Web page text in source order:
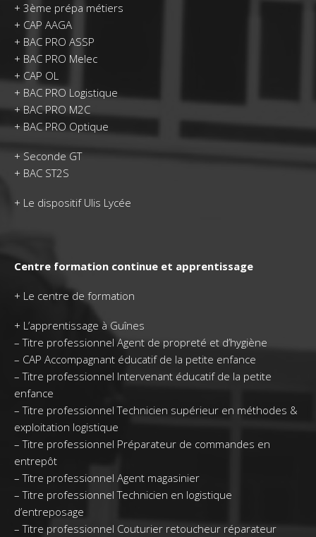
+ 3ème prépa métiers
+ CAP AAGA
+ BAC PRO ASSP
+ BAC PRO Melec
+ CAP OL
+ BAC PRO Logistique
+BAC PRO M2C
+ BAC PRO Optique
+ Seconde GT
+ BAC ST2S
+ Le dispositif Ulis Lycée
Centre formation continue et apprentissage
+ Le centre de formation
+ L’apprentissage à Guînes
–Titre professionnel Agent de propreté et d’hygiène
– CAP Accompagnant éducatif de la petite enfance
–Titre professionnel Intervenant éducatif de la petite
enfance
–Titre professionnel Technicien supérieur en méthodes &
exploitation logistique
–Titre professionnel Préparateur de commandes en
entrepôt
–Titre professionnel Agent magasinier
–Titre professionnel Technicien en logistique
d’entreposage
–Titre professionnel Couturier retoucheur réparateur